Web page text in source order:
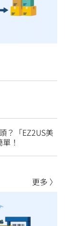
？「EZ2US美
！
更多 〉